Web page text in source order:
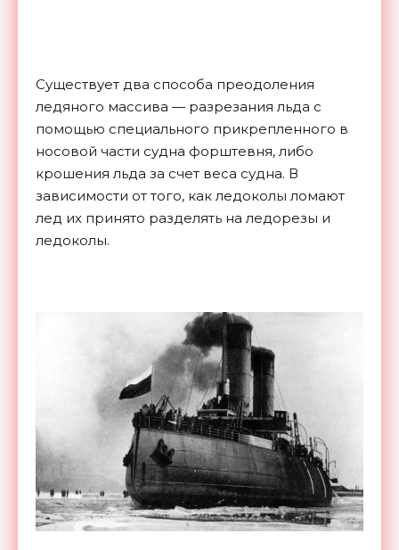
Существует два способа преодоления
ледяного массива — разрезания льда с
помощью специального прикрепленного в
носовой части судна форштевня, либо
крошения льда за счет веса судна. В
зависимости от того, как ледоколы ломают
лед их принято разделять на ледорезы и
ледоколы.